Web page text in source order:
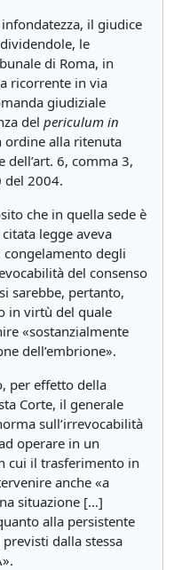
il giudice
le
di Roma, in
ricorrente in via
giudiziale
del periculum in
ordine alla ritenuta
6, comma 3,
del 2004.
che in quella sede è
legge aveva
degli
del consenso
sarebbe, pertanto,
in virtù del quale
«sostanzialmente
dell’embrione».
per effetto della
Corte, il generale
sull’irrevocabilità
operare in un
cui il trasferimento in
anche «a
situazione […]
alla persistente
dalla stessa